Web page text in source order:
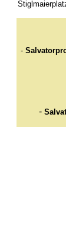
-
-